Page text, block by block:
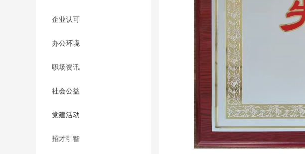
企业认可
办公环境
职场资讯
社会公益
党建活动
招才引智